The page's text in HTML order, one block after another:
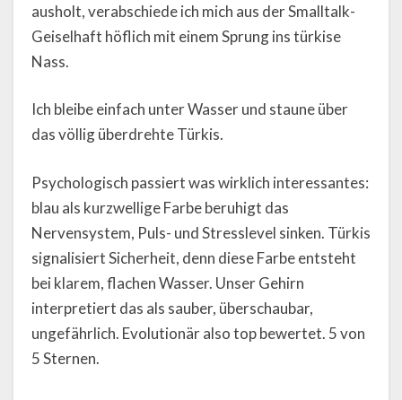
ausholt, verabschiede ich mich aus der Smalltalk-
Geiselhaft höflich mit einem Sprung ins türkise
Nass.
Ich bleibe einfach unter Wasser und staune über
das völlig überdrehte Türkis.
Psychologisch passiert was wirklich interessantes:
blau als kurzwellige Farbe beruhigt das
Nervensystem, Puls- und Stresslevel sinken. Türkis
signalisiert Sicherheit, denn diese Farbe entsteht
bei klarem, flachen Wasser. Unser Gehirn
interpretiert das als sauber, überschaubar,
ungefährlich. Evolutionär also top bewertet. 5 von
5 Sternen.